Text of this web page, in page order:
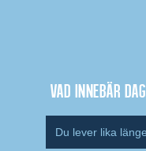
Vad innebär
Du lever lika